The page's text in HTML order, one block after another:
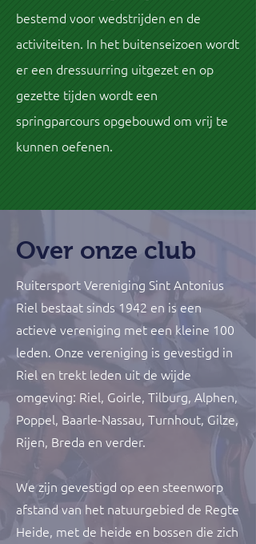
bestemd voor wedstrijden en de
activiteiten. In het buitenseizoen wordt
er een dressuurring uitgezet en op
gezette tijden wordt een
springparcours opgebouwd om vrij te
kunnen oefenen.
Over onze club
Ruitersport Vereniging Sint Antonius
Riel bestaat sinds 1942 en is een
actieve vereniging met een kleine 100
leden. Onze vereniging is gevestigd in
Riel en trekt leden uit de wijde
omgeving: Riel, Goirle, Tilburg, Alphen,
Poppel, Baarle-Nassau, Turnhout, Gilze,
Rijen, Breda en verder.
We zijn gevestigd op een steenworp
afstand van het natuurgebied de Regte
Heide, met de heide en bossen die zich